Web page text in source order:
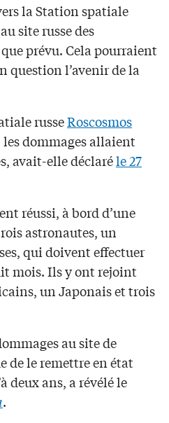
la Station spatiale
site russe des
prévu. Cela pourraient
question l’avenir de la
russeRoscosmos
dommages allaient
avait-elle déclaréle 27
réussi, à bord d’une
astronautes, un
qui doivent effectuer
mois. Ils y ont rejoint
un Japonais et trois
au site de
de le remettre en état
deux ans, a révélé le
.